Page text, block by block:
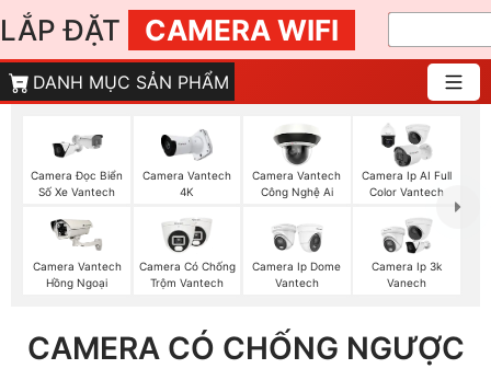
LẮP ĐẶT CAMERA WIFI
DANH MỤC SẢN PHẨM
Camera Đọc Biển
Số Xe Vantech
Camera Vantech
4K
Camera Vantech
Công Nghệ Ai
Camera Ip AI Full
Color Vantech
Camera Vantech
Hồng Ngoại
Camera Có Chống
Trộm Vantech
Camera Ip Dome
Vantech
Camera Ip 3k
Vanech
CAMERA CÓ CHỐNG NGƯỢC